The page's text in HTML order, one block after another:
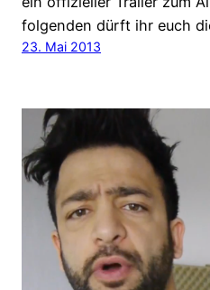
folgenden dürft ihr euch
23. Mai 2013